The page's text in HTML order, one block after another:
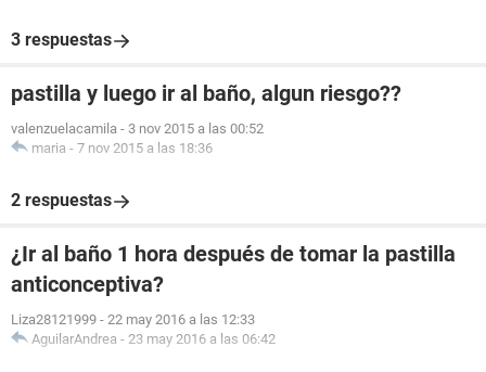
3 respuestas
pastilla y luego ir al baño, algun riesgo??
valenzuelacamila - 3 nov 2015 a las 00:52
maria - 7 nov 2015 a las 18:36
2 respuestas
¿Ir al baño 1 hora después de tomar la pastilla
anticonceptiva?
Liza28121999 - 22 may 2016 a las 12:33
AguilarAndrea - 23 may 2016 a las 06:42